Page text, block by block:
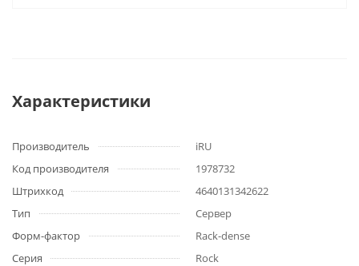
Характеристики
Производитель
iRU
Код производителя
1978732
Штрихкод
4640131342622
Тип
Сервер
Форм-фактор
Rack-dense
Серия
Rock